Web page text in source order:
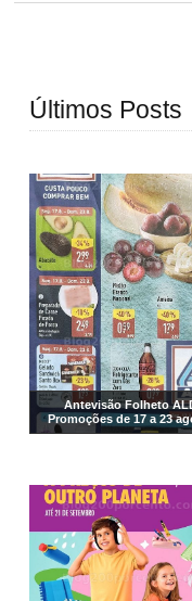
Últimos Posts
Antevisão Folheto
Promoções de 17 a 23